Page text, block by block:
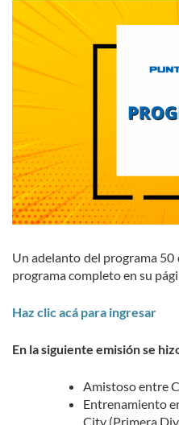
Un adelanto del programa 50
programa completo en su
Haz clic acá para ingresar
En la siguiente emisión se
Amistoso entre
Entrenamiento
City (Primera